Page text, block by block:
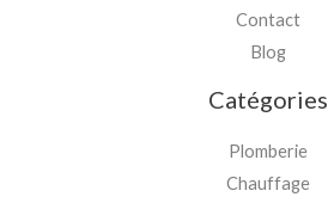
Contact
Blog
Catégories
Plomberie
Chauffage